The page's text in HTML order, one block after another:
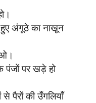
हुए अंगूठे का नाखून
पंजों पर खड़े हो
से पैरों की उँगलियाँ